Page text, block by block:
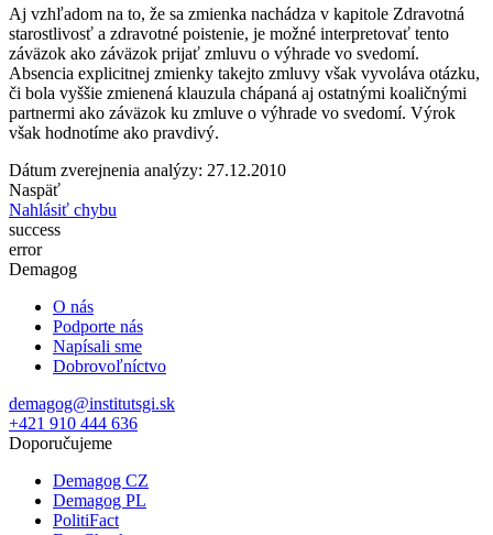
Aj vzhľadom na to, že sa zmienka nachádza v kapitole Zdravotná
starostlivosť a zdravotné poistenie, je možné interpretovať tento
záväzok ako záväzok prijať zmluvu o výhrade vo svedomí.
Absencia explicitnej zmienky takejto zmluvy však vyvoláva otázku,
či bola vyššie zmienená klauzula chápaná aj ostatnými koaličnými
partnermi ako záväzok ku zmluve o výhrade vo svedomí. Výrok
však hodnotíme ako pravdivý.
Dátum zverejnenia analýzy: 27.12.2010
Naspäť
Nahlásiť chybu
success
error
Demagog
O nás
Podporte nás
Napísali sme
Dobrovoľníctvo
demagog@institutsgi.sk
+421 910 444 636
Doporučujeme
Demagog CZ
Demagog PL
PolitiFact